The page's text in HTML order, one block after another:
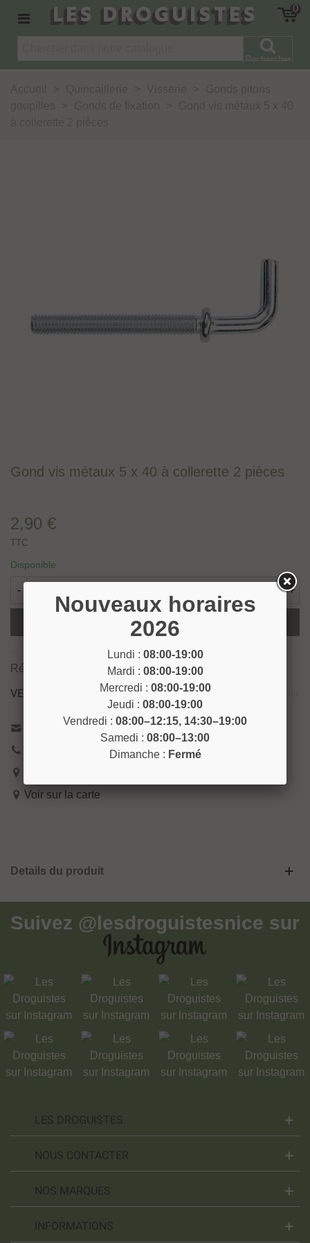
LES DROGUISTES 0
Rechercher
Gond vis métaux 5 x 40 à collerette 2 pièces
2,90 €
TTC
Disponible
- +
Ajouter Au Panier
Référence: GOAV19
VENEZ NOUS RENCONTRER !
Contactez-nous
Voir sur la carte
Details du produit
Suivez @lesdroguistesnice sur
LES DROGUISTES
NOUS CONTACTER
NOS MARQUES
INFORMATIONS
Nouveaux horaires
2026
Lundi : 08:00-19:00
Mardi : 08:00-19:00
Mercredi : 08:00-19:00
Jeudi : 08:00-19:00
Vendredi : 08:00–12:15, 14:30–19:00
Samedi : 08:00–13:00
Dimanche : Fermé